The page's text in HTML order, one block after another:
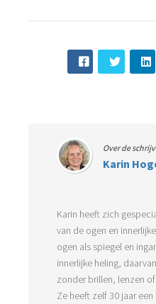
Over de
Karin
Karin heeft zich
van de ogen en
ogen als spiegel en
innerlijke heling,
zonder brillen, lenzen of
Ze heeft zelf 30 jaar